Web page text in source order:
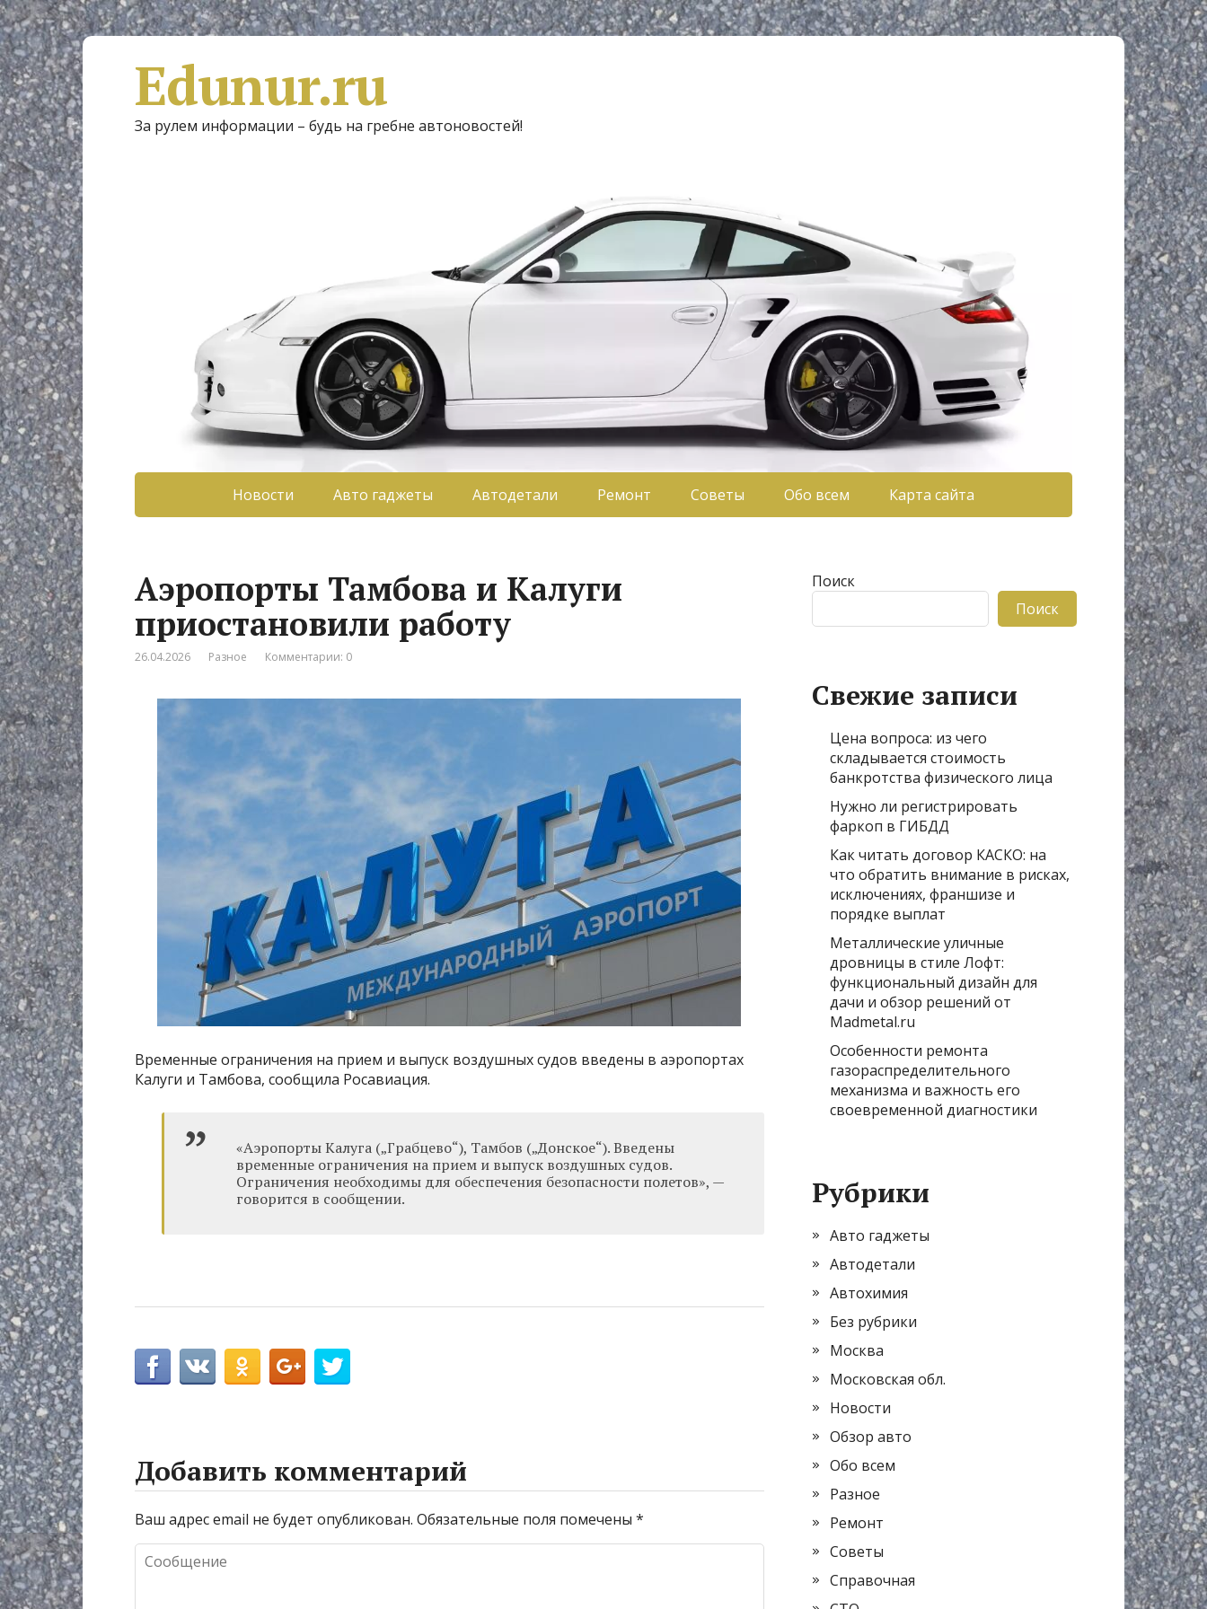
Edunur.ru
За рулем информации – будь на гребне автоновостей!
Новости Авто гаджеты Автодетали Ремонт Советы Обо всем Карта сайта
Аэропорты Тамбова и Калуги
приостановили работу
26.04.2026 Разное Комментарии: 0
Временные ограничения на прием и выпуск воздушных судов введены в аэропортах
Калуги и Тамбова, сообщила Росавиация.
«Аэропорты Калуга („Грабцево“), Тамбов („Донское“). Введены
временные ограничения на прием и выпуск воздушных судов.
Ограничения необходимы для обеспечения безопасности полетов», —
говорится в сообщении.
Добавить комментарий
Ваш адрес email не будет опубликован. Обязательные поля помечены *
Поиск
Поиск
Свежие записи
Цена вопроса: из чего
складывается стоимость
банкротства физического лица
Нужно ли регистрировать
фаркоп в ГИБДД
Как читать договор КАСКО: на
что обратить внимание в рисках,
исключениях, франшизе и
порядке выплат
Металлические уличные
дровницы в стиле Лофт:
функциональный дизайн для
дачи и обзор решений от
Madmetal.ru
Особенности ремонта
газораспределительного
механизма и важность его
своевременной диагностики
Рубрики
Авто гаджеты
Автодетали
Автохимия
Без рубрики
Москва
Московская обл.
Новости
Обзор авто
Обо всем
Разное
Ремонт
Советы
Справочная